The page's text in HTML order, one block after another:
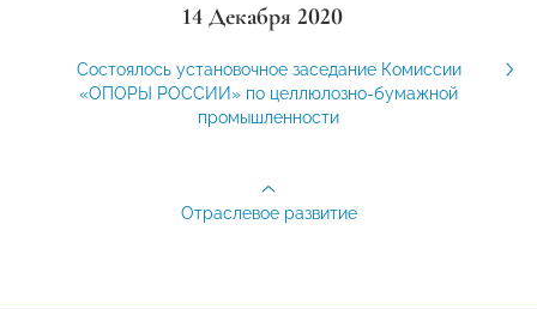
14 Декабря 2020
Состоялось установочное заседание Комиссии
«ОПОРЫ РОССИИ» по целлюлозно-бумажной
промышленности
Отраслевое развитие